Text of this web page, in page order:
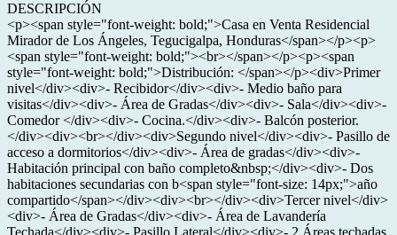
DESCRIPCIÓN
<p><span style="font-weight: bold;">Casa en Venta Residencial
Mirador de Los Ángeles, Tegucigalpa, Honduras</span></p><p>
<span style="font-weight: bold;"><br></span></p><p><span
style="font-weight: bold;">Distribución: </span></p><div>Primer
nivel</div><div>- Recibidor</div><div>- Medio baño para
visitas</div><div>- Área de Gradas</div><div>- Sala</div><div>-
Comedor </div><div>- Cocina.</div><div>- Balcón posterior.
</div><div><br></div><div>Segundo nivel</div><div>- Pasillo de
acceso a dormitorios</div><div>- Área de gradas</div><div>-
Habitación principal con baño completo&nbsp;</div><div>- Dos
habitaciones secundarias con b<span style="font-size: 14px;">año
compartido</span></div><div><br></div><div>Tercer nivel</div>
<div>- Área de Gradas</div><div>- Área de Lavandería
Techada</div><div>- Pasillo Lateral</div><div>- 2 Áreas techadas